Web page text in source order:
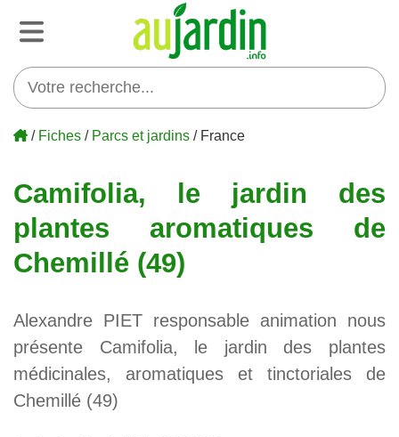
/ Fiches / Parcs et jardins / France
Camifolia, le jardin des
plantes aromatiques de
Chemillé (49)
Alexandre PIET responsable animation nous
présente Camifolia, le jardin des plantes
médicinales, aromatiques et tinctoriales de
Chemillé (49)